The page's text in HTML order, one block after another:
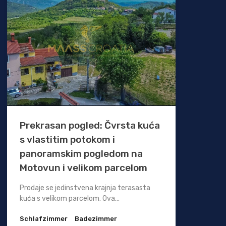
Prekrasan pogled: Čvrsta kuća
s vlastitim potokom i
panoramskim pogledom na
Motovun i velikom parcelom
Prodaje se jedinstvena krajnja terasasta
kuća s velikom parcelom. Ova…
Schlafzimmer Badezimmer